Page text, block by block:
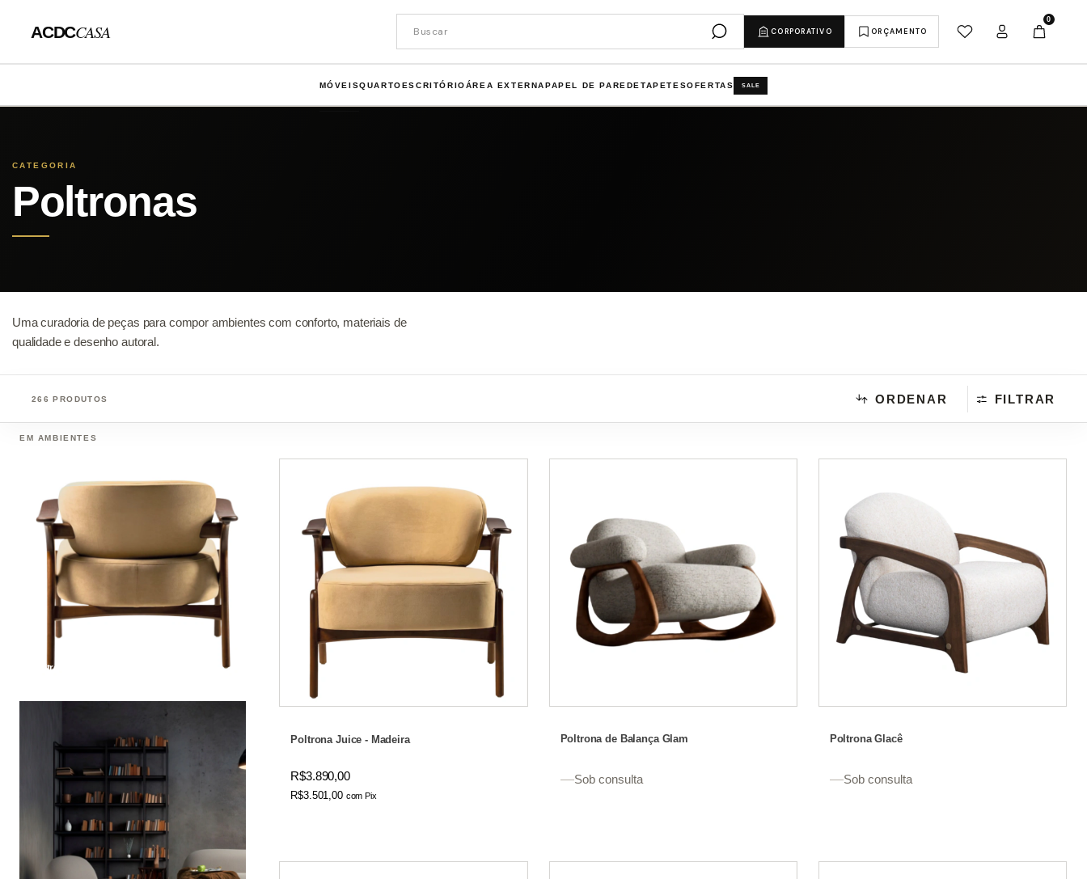
ACDCCASA CORPORATIVO ORÇAMENTO
0
MÓVEIS ESCRITÓRIO
QUARTO ÁREA EXTERNAPAPEL DE PAREDE TAPETESOFERTAS SALE
CATEGORIA
Poltronas
Uma curadoria de peças para compor ambientes com conforto, materiais de
qualidade e desenho autoral.
266 PRODUTOS ORDENAR FILTRAR
Poltrona Juice - Madeira
R$3.890,00
R$3.501,00 com Pix
Poltrona de Balança Glam
Sob consulta
Poltrona Glacê
Sob consulta
EM AMBIENTES
Poltrona Juice - Madeira